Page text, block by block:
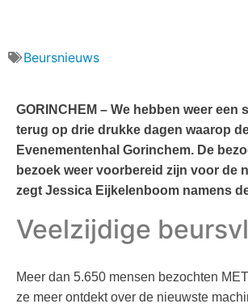
Beursnieuws
GORINCHEM – We hebben weer
terug op drie drukke dagen waarop
Evenementenhal Gorinchem. De
bezoek weer voorbereid zijn voor de
zegt Jessica Eijkelenboom namens
Veelzijdige
Meer dan 5.650 mensen bezochten
ze meer ontdekt over de nieuwste